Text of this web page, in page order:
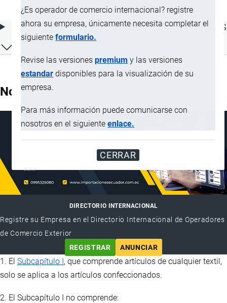
¿Es operador de comercio internacional? registre
ahora su empresa, únicamente necesita completar el
siguienteformulario.
Revise las versionespremium y las versiones
estandar disponibles para la visualización de su
empresa.
Para más información puede comunicarse con
nosotros en el siguienteenlace.
CERRAR
ÍNDICE DE CONTENIDOS
Nota Explicativa
DIRECTORIO INTERNACIONAL
Registre su Empresa en el Directorio Internacional de Operadores
de Comercio Exterior
REGISTRAR
ANUNCIAR
1. El Subcapítulo I, que comprende artículos de cualquier textil,
solo se aplica a los artículos confeccionados.
2. El Subcapítulo I no comprende: